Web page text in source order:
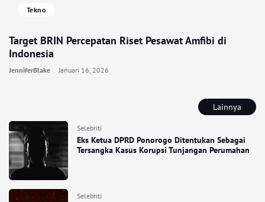
Lainnya
Selebriti
Eks Ketua DPRD Ponorogo Ditentukan Sebagai
Tersangka Kasus Korupsi Tunjangan Perumahan
Selebriti
Tekno
Target BRIN Percepatan Riset Pesawat Amfibi di
Indonesia
JenniferBlake Januari 16, 2026